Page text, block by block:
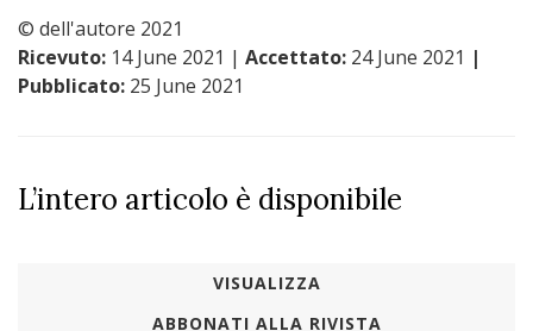
© dell'autore 2021
Ricevuto: 14 June 2021 | Accettato: 24 June 2021 |
Pubblicato: 25 June 2021
L’intero articolo è disponibile
VISUALIZZA
ABBONATI ALLA RIVISTA